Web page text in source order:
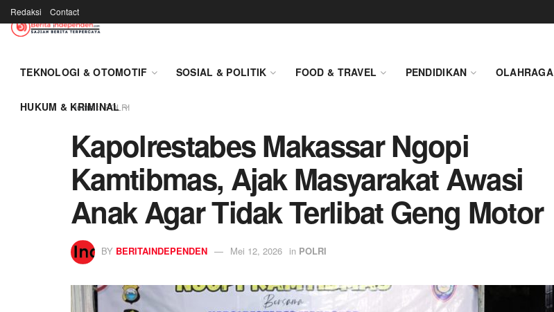
Redaksi Contact
TEKNOLOGI & OTOMOTIF SOSIAL & POLITIK FOOD & TRAVEL PENDIDIKAN OLAHRAGA
HUKUM & KRIMINAL
Home POLRI
Kapolrestabes Makassar Ngopi
Kamtibmas, Ajak Masyarakat Awasi
Anak Agar Tidak Terlibat Geng Motor
BY BERITAINDEPENDEN Mei 12, 2026 in POLRI